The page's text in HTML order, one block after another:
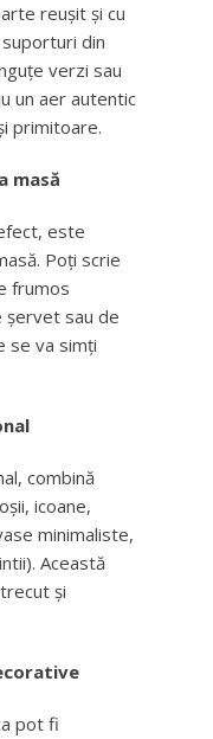
reușit și cu
din
verzi sau
un aer autentic
primitoare.
masă
este
Poți scrie
frumos
șervet sau de
se va simți
combină
icoane,
minimaliste,
Această
și
pot fi